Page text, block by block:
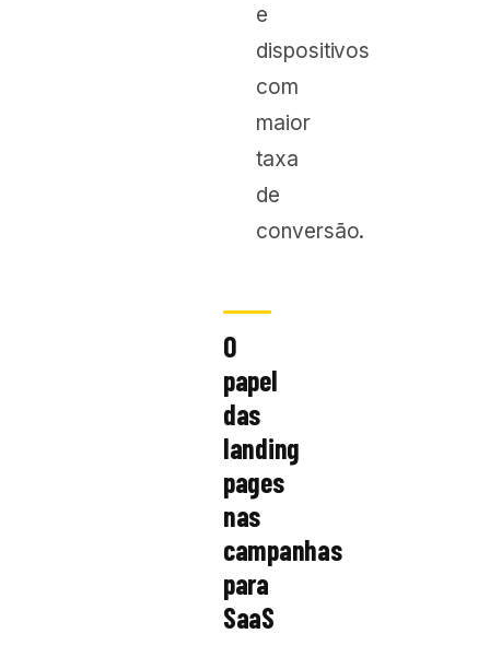
e
dispositivos
com
maior
taxa
de
conversão.
O
papel
das
landing
pages
nas
campanhas
para
SaaS